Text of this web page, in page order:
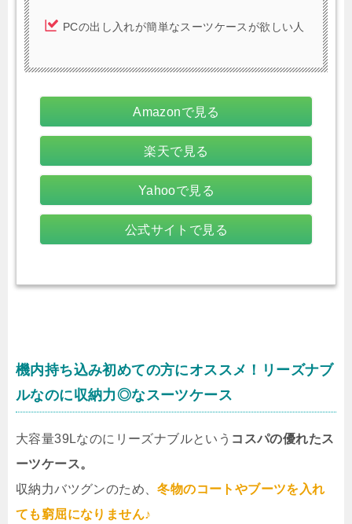
PCの出し入れが簡単なスーツケースが欲しい人
Amazonで見る
楽天で見る
Yahooで見る
公式サイトで見る
機内持ち込み初めての方にオススメ！リーズナブ
ルなのに収納力◎なスーツケース
大容量39Lなのにリーズナブルという コスパの優れたス
ーツケース。
収納力バツグンのため、冬物のコートやブーツを入れ
ても窮屈になりません♪